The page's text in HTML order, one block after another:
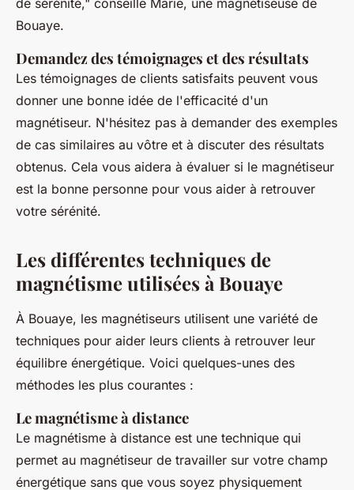
Bouaye.
Demandez des témoignages et des résultats
Les témoignages de clients satisfaits peuvent vous
donner une bonne idée de l'efficacité d'un
magnétiseur. N'hésitez pas à demander des exemples
de cas similaires au vôtre et à discuter des résultats
obtenus. Cela vous aidera à évaluer si le magnétiseur
est la bonne personne pour vous aider à retrouver
votre sérénité.
Les différentes techniques de
magnétisme utilisées à Bouaye
À Bouaye, les magnétiseurs utilisent une variété de
techniques pour aider leurs clients à retrouver leur
équilibre énergétique. Voici quelques-unes des
méthodes les plus courantes :
Le magnétisme à distance
Le magnétisme à distance est une technique qui
permet au magnétiseur de travailler sur votre champ
énergétique sans que vous soyez physiquement